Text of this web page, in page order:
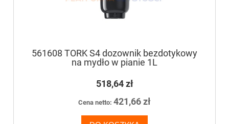
561608 TORK S4 dozownik bezdotykowy
na mydło w pianie 1L
518,64 zł
Cena netto: 421,66 zł